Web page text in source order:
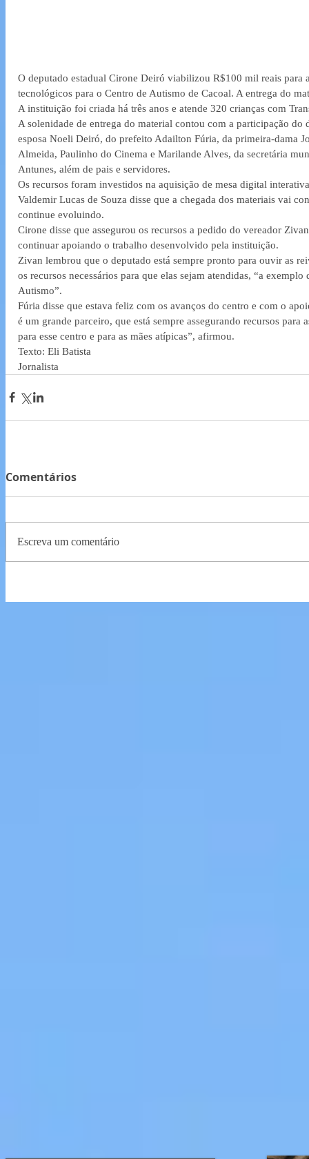
O deputado estadual Cirone Deiró viabilizou R$100 mil reais para
tecnológicos para o Centro de Autismo de Cacoal. A entrega do
A instituição foi criada há três anos e atende 320 crianças com
A solenidade de entrega do material contou com a participação
esposa Noeli Deiró, do prefeito Adailton Fúria, da primeira-dama
Almeida, Paulinho do Cinema e Marilande Alves, da secretária
Antunes, além de pais e servidores.
Os recursos foram investidos na aquisição de mesa digital
Valdemir Lucas de Souza disse que a chegada dos materiais vai
continue evoluindo.
Cirone disse que assegurou os recursos a pedido do vereador
continuar apoiando o trabalho desenvolvido pela instituição.
Zivan lembrou que o deputado está sempre pronto para ouvir as
os recursos necessários para que elas sejam atendidas, “a
Autismo”.
Fúria disse que estava feliz com os avanços do centro e com o
é um grande parceiro, que está sempre assegurando recursos
para esse centro e para as mães atípicas”, afirmou.
Texto: Eli Batista
Jornalista
Comentários
Escreva um comentário